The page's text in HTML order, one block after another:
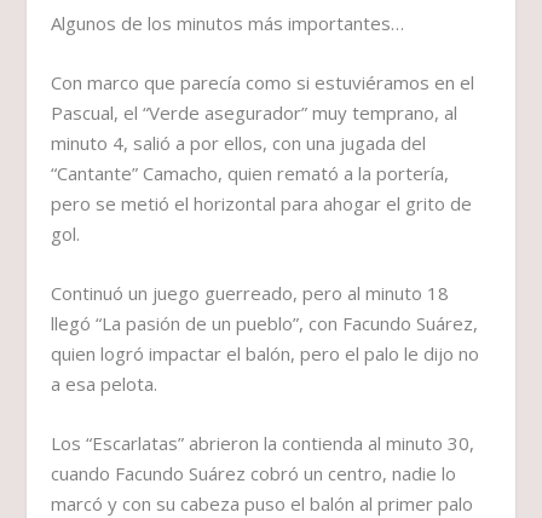
Algunos de los minutos más importantes…
Con marco que parecía como si estuviéramos en el
Pascual, el “Verde asegurador” muy temprano, al
minuto 4, salió a por ellos, con una jugada del
“Cantante” Camacho, quien remató a la portería,
pero se metió el horizontal para ahogar el grito de
gol.
Continuó un juego guerreado, pero al minuto 18
llegó “La pasión de un pueblo”, con Facundo Suárez,
quien logró impactar el balón, pero el palo le dijo no
a esa pelota.
Los “Escarlatas” abrieron la contienda al minuto 30,
cuando Facundo Suárez cobró un centro, nadie lo
marcó y con su cabeza puso el balón al primer palo